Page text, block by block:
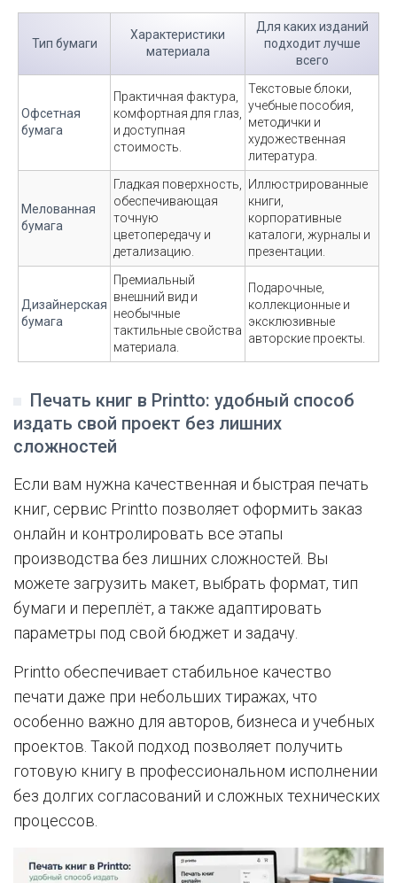
Тип бумаги
Характеристики
материала
Для каких изданий
подходит лучше
всего
Офсетная
бумага
Практичная фактура,
комфортная для глаз,
и доступная
стоимость.
Текстовые блоки,
учебные пособия,
методички и
художественная
литература.
Мелованная
бумага
Гладкая поверхность,
обеспечивающая
точную
цветопередачу и
детализацию.
Иллюстрированные
книги,
корпоративные
каталоги, журналы и
презентации.
Дизайнерская
бумага
Премиальный
внешний вид и
необычные
тактильные свойства
материала.
Подарочные,
коллекционные и
эксклюзивные
авторские проекты.
Печать книг в Printto: удобный способ
издать свой проект без лишних
сложностей
Если вам нужна качественная и быстрая печать
книг, сервис Printto позволяет оформить заказ
онлайн и контролировать все этапы
производства без лишних сложностей. Вы
можете загрузить макет, выбрать формат, тип
бумаги и переплёт, а также адаптировать
параметры под свой бюджет и задачу.
Printto обеспечивает стабильное качество
печати даже при небольших тиражах, что
особенно важно для авторов, бизнеса и учебных
проектов. Такой подход позволяет получить
готовую книгу в профессиональном исполнении
без долгих согласований и сложных технических
процессов.